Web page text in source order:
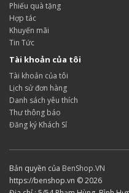
Phiếu quà tặng
Hợp tác
Khuyến mãi
Tin Tức
Tài khoản của tôi
Tài khoản của tôi
Lịch sử đơn hàng
Danh sách yêu thích
Thư thông báo
Đăng ký Khách Sỉ
Bản quyền của BenShop.VN
https://benshop.vn © 2026